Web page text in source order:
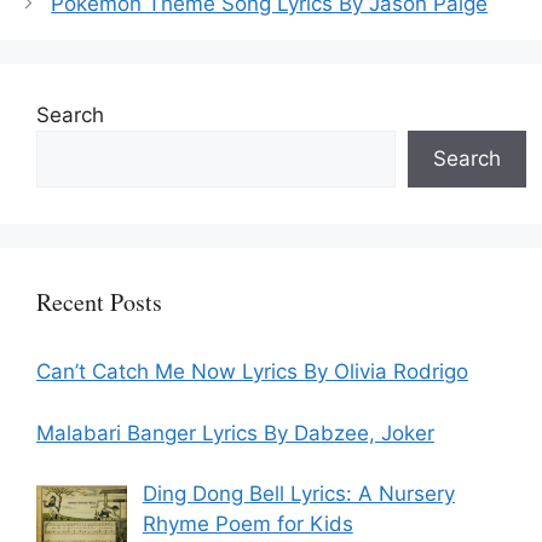
Search
Search
Recent Posts
Can’t Catch Me Now Lyrics By Olivia Rodrigo
Malabari Banger Lyrics By Dabzee, Joker
Ding Dong Bell Lyrics: A Nursery
Rhyme Poem for Kids